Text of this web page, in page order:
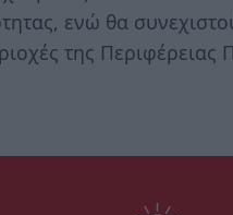
ενώ θα
της